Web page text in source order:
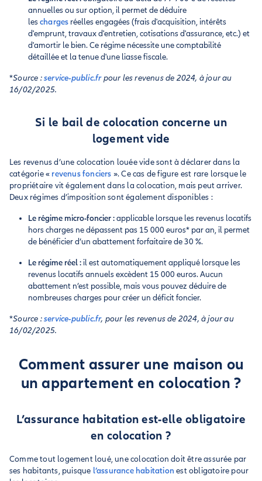
annuelles ou sur option, il permet de déduire
lescharges réelles engagées (frais d'acquisition, intérêts
d'emprunt, travaux d'entretien, cotisations d'assurance, etc.) et
d'amortir le bien. Ce régime nécessite une comptabilité
détaillée et la tenue d'une liasse fiscale.
*Source :service-public.frpour les revenus de 2024, à jour au
16/02/2025.
Si le bail de colocation concerne un
logement vide
Les revenus d’une colocation louée vide sont à déclarer dans la
catégorie « revenus fonciers ». Ce cas de figure est rare lorsque le
propriétaire vit également dans la colocation, mais peut arriver.
Deux régimes d’imposition sont également disponibles :
Le régime micro-foncier :applicable lorsque les revenus locatifs
hors charges ne dépassent pas 15 000 euros* par an, il permet
de bénéficier d’un abattement forfaitaire de 30 %.
Le régime réel : il est automatiquement appliqué lorsque les
revenus locatifs annuels excèdent 15 000 euros. Aucun
abattement n’est possible, mais vous pouvez déduire de
nombreuses charges pour créer un déficit foncier.
*Source :service-public.fr, pour les revenus de 2024, à jour au
16/02/2025.
Comment assurer une maison ou
un appartement en colocation ?
L’assurance habitation est-elle obligatoire
en colocation ?
Comme tout logement loué, une colocation doit être assurée par
ses habitants, puisque l’assurance habitation est obligatoire pour